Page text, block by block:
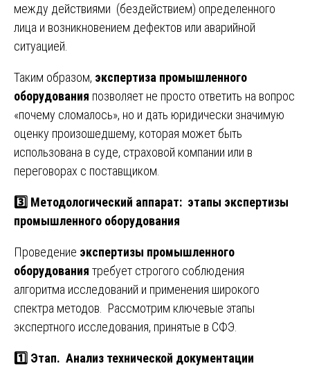
между действиями (бездействием) определенного
лица и возникновением дефектов или аварийной
ситуацией.
Таким образом, экспертиза промышленного
оборудования позволяет не просто ответить на вопрос
«почему сломалось», но и дать юридически значимую
оценку произошедшему, которая может быть
использована в суде, страховой компании или в
переговорах с поставщиком.
3️⃣ Методологический аппарат: этапы экспертизы
промышленного оборудования
Проведение экспертизы промышленного
оборудования требует строгого соблюдения
алгоритма исследований и применения широкого
спектра методов. Рассмотрим ключевые этапы
экспертного исследования, принятые в СФЭ.
1️⃣ Этап. Анализ технической документации